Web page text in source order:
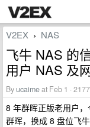
V2EX › NAS
飞牛 NAS 的
用户 NAS 及
Byucaimeat Feb 1 ·
8 年群晖正版老用户
群晖，换成 8 盘位飞